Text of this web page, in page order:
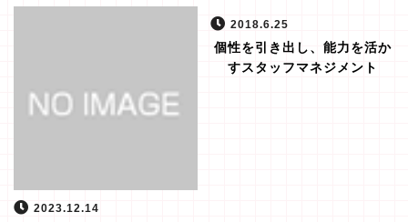
2023.12.14
2018.6.25
個性を引き出し、能力を活か
すスタッフマネジメント